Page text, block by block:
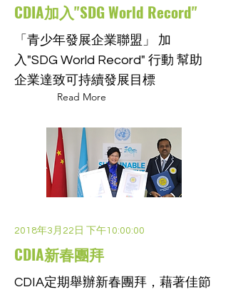
CDIA加入"SDG World Record"
「青少年發展企業聯盟」 加
入"SDG World Record" 行動 幫助
企業達致可持續發展目標
Read More
2018年3月22日 下午10:00:00
CDIA新春團拜
CDIA定期舉辦新春團拜，藉著佳節